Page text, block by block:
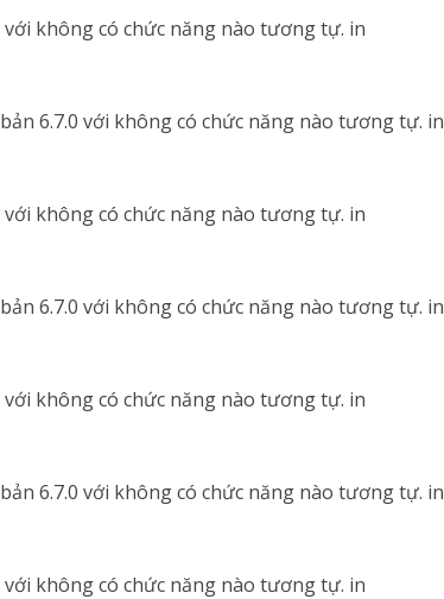
với không có chức năng nào tương tự. in
6.7.0 với không có chức năng nào tương tự. in
với không có chức năng nào tương tự. in
6.7.0 với không có chức năng nào tương tự. in
với không có chức năng nào tương tự. in
6.7.0 với không có chức năng nào tương tự. in
với không có chức năng nào tương tự. in